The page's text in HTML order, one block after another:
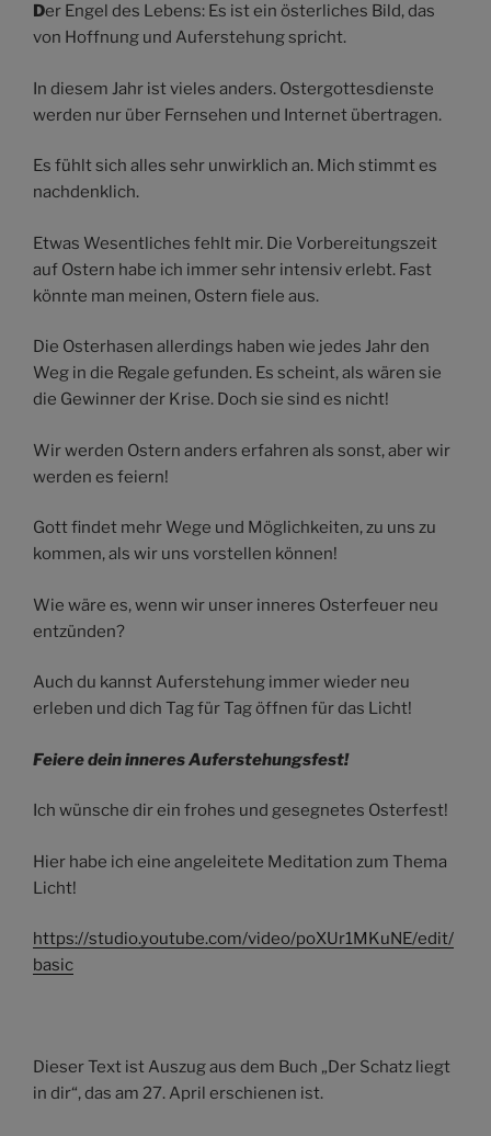
Der Engel des Lebens: Es ist ein österliches Bild, das
von Hoffnung und Auferstehung spricht.
In diesem Jahr ist vieles anders. Ostergottesdienste
werden nur über Fernsehen und Internet übertragen.
Es fühlt sich alles sehr unwirklich an. Mich stimmt es
nachdenklich.
Etwas Wesentliches fehlt mir. Die Vorbereitungszeit
auf Ostern habe ich immer sehr intensiv erlebt. Fast
könnte man meinen, Ostern fiele aus.
Die Osterhasen allerdings haben wie jedes Jahr den
Weg in die Regale gefunden. Es scheint, als wären sie
die Gewinner der Krise. Doch sie sind es nicht!
Wir werden Ostern anders erfahren als sonst, aber wir
werden es feiern!
Gott findet mehr Wege und Möglichkeiten, zu uns zu
kommen, als wir uns vorstellen können!
Wie wäre es, wenn wir unser inneres Osterfeuer neu
entzünden?
Auch du kannst Auferstehung immer wieder neu
erleben und dich Tag für Tag öffnen für das Licht!
Feiere dein inneres Auferstehungsfest!
Ich wünsche dir ein frohes und gesegnetes Osterfest!
Hier habe ich eine angeleitete Meditation zum Thema
Licht!
https://studio.youtube.com/video/poXUr1MKuNE/edit/
basic
Dieser Text ist Auszug aus dem Buch „Der Schatz liegt
in dir“, das am 27. April erschienen ist.